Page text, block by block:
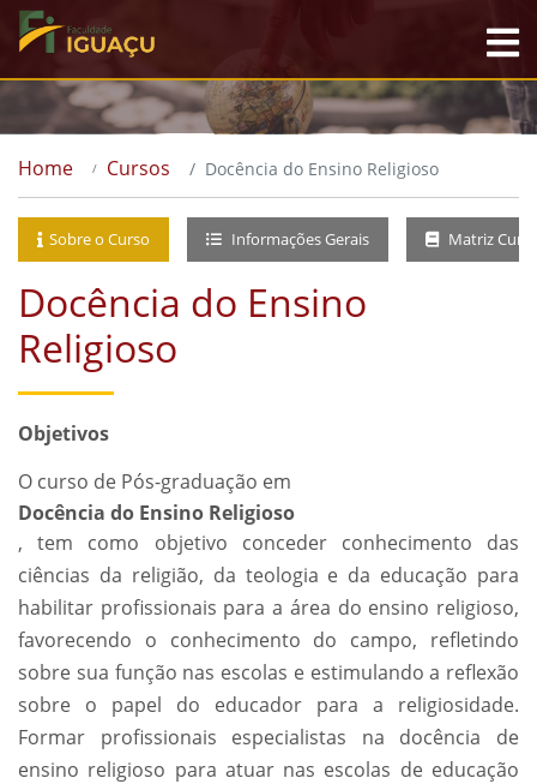
Home Cursos Docência do Ensino Religioso
Sobre o Curso Informações Gerais Matriz
Docência do Ensino
Religioso
Objetivos
O curso de Pós-graduação em
Docência do Ensino Religioso
, tem como objetivo conceder conhecimento das
ciências da religião, da teologia e da educação para
habilitar profissionais para a área do ensino religioso,
favorecendo o conhecimento do campo, refletindo
sobre sua função nas escolas e estimulando a reflexão
sobre o papel do educador para a religiosidade.
Formar profissionais especialistas na docência de
ensino religioso para atuar nas escolas de educação